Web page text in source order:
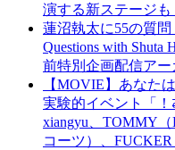
演する新ステージも
蓮沼執太に55の質
Questions with Shuta
前特別企画配信アー
【MOVIE】あなた
実験的イベント「！
xiangyu、TOMMY
コーツ）、